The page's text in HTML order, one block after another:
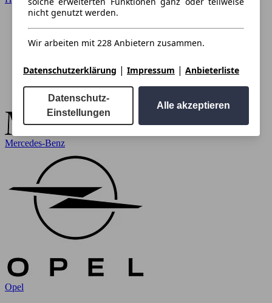
Mercedes-Benz
Opel
nicht genutzt werden.
Wir arbeiten mit 228 Anbietern zusammen.
Datenschutzerklärung | Impressum | Anbieterliste
Datenschutz-
Einstellungen
Alle akzeptieren